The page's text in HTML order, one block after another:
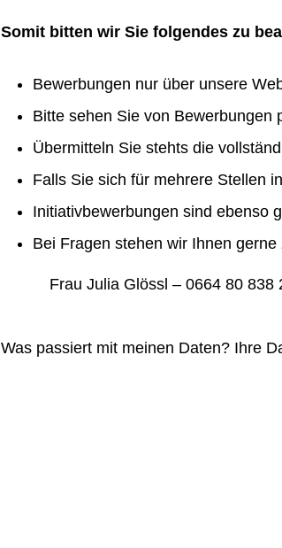
Somit bitten wir Sie folgendes zu
Bewerbungen nur über unsere
Bitte sehen Sie von Bewerbungen
Übermitteln Sie stehts die
Falls Sie sich für mehrere Stellen
Initiativbewerbungen sind ebenso
Bei Fragen stehen wir Ihnen
Frau Julia Glössl – 0664 80 838
Was passiert mit meinen Daten? Ihre